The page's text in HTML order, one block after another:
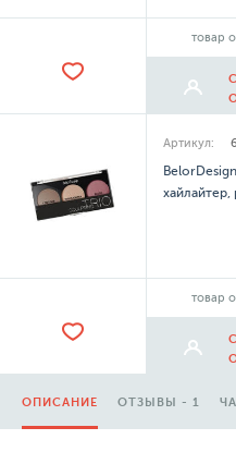
товар
Артикул:
товар
ОПИСАНИЕ ОТЗЫВЫ - 1